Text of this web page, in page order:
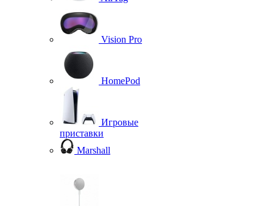
Vision Pro
HomePod
Игровые
приставки
Marshall